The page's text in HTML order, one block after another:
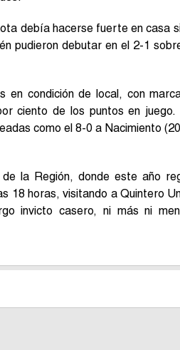
debía hacerse fuerte en casa
pudieron debutar en el 2-1
en condición de local, con
ciento de los puntos en juego.
como el 8-0 a Nacimiento
la Región, donde este año
18 horas, visitando a Quintero
invicto casero, ni más ni